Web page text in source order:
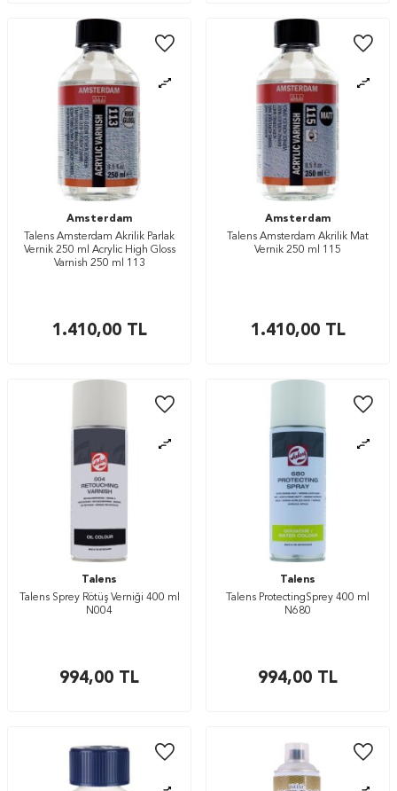
Amsterdam
Talens Amsterdam Akrilik Parlak
Vernik 250 ml Acrylic High Gloss
Varnish 250 ml 113
1.410,00TL
Amsterdam
Talens Amsterdam Akrilik Mat
Vernik 250 ml 115
1.410,00TL
Talens
Talens Sprey Rötüş Verniği 400 ml
N004
994,00 TL
Talens
Talens ProtectingSprey 400 ml
N680
994,00 TL